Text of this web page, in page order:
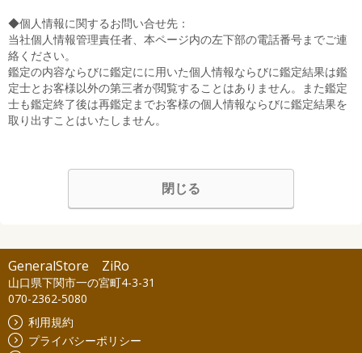
◆個人情報に関するお問い合せ先：
当社個人情報管理責任者、本ページ内の左下部の電話番号までご連
絡ください。
鑑定の内容ならびに鑑定にに用いた個人情報ならびに鑑定結果は鑑
定士とお客様以外の第三者が閲覧することはありません。また鑑定
士も鑑定終了後は再鑑定までお客様の個人情報ならびに鑑定結果を
取り出すことはいたしません。
閉じる
GeneralStore ZiRo
山口県下関市一の宮町4-3-31
070-2362-5080
利用規約
プライバシーポリシー